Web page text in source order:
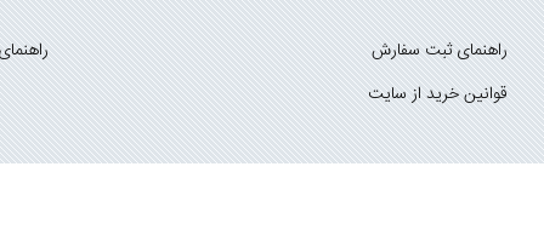
راهنمای ثبت سفارش
قوانین خرید از سایت
_